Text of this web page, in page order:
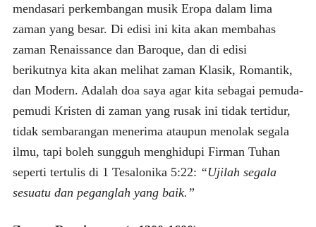
mendasari perkembangan musik Eropa dalam lima
zaman yang besar. Di edisi ini kita akan membahas
zaman Renaissance dan Baroque, dan di edisi
berikutnya kita akan melihat zaman Klasik, Romantik,
dan Modern. Adalah doa saya agar kita sebagai pemuda-
pemudi Kristen di zaman yang rusak ini tidak tertidur,
tidak sembarangan menerima ataupun menolak segala
ilmu, tapi boleh sungguh menghidupi Firman Tuhan
seperti tertulis di 1 Tesalonika 5:22: “Ujilah segala
sesuatu dan peganglah yang baik.”